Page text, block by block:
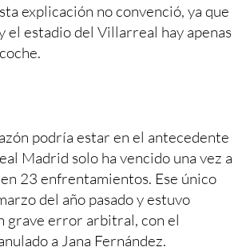
explicación no convenció, ya que
el estadio del Villarreal hay apenas
podría estar en el antecedente
Madrid solo ha vencido una vez a
23 enfrentamientos. Ese único
del año pasado y estuvo
grave error arbitral, con el
a Jana Fernández.